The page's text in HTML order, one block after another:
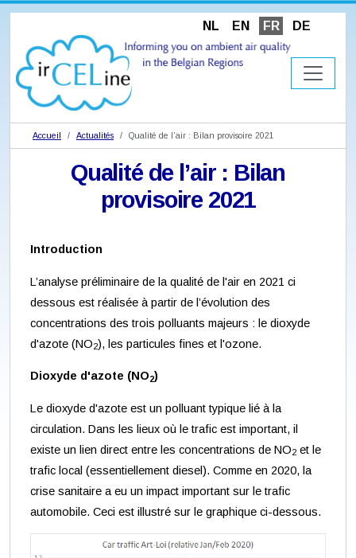
NL EN FR DE
Accueil Actualités Qualité de l’air : Bilan provisoire 2021
Qualité de l’air : Bilan
provisoire 2021
Introduction
L’analyse préliminaire de la qualité de l'air en 2021 ci
dessous est réalisée à partir de l’évolution des
concentrations des trois polluants majeurs : le dioxyde
d'azote (NO2), les particules fines et l'ozone.
Dioxyde d'azote (NO2)
Le dioxyde d'azote est un polluant typique lié à la
circulation. Dans les lieux où le trafic est important, il
existe un lien direct entre les concentrations de NO2 et le
trafic local (essentiellement diesel). Comme en 2020, la
crise sanitaire a eu un impact important sur le trafic
automobile. Ceci est illustré sur le graphique ci-dessous.